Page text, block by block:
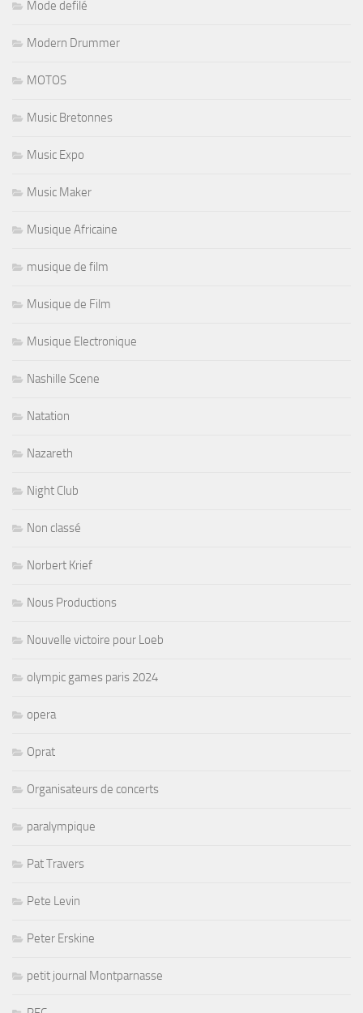
Mode defilé
Modern Drummer
MOTOS
Music Bretonnes
Music Expo
Music Maker
Musique Africaine
musique de film
Musique de Film
Musique Electronique
Nashille Scene
Natation
Nazareth
Night Club
Non classé
Norbert Krief
Nous Productions
Nouvelle victoire pour Loeb
olympic games paris 2024
opera
Oprat
Organisateurs de concerts
paralympique
Pat Travers
Pete Levin
Peter Erskine
petit journal Montparnasse